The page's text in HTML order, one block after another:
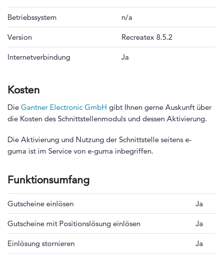
Betriebssystem n/a
Version Recreatex 8.5.2
Internetverbindung Ja
Kosten
Die Gantner Electronic GmbH gibt Ihnen gerne Auskunft über
die Kosten des Schnittstellenmoduls und dessen Aktivierung.
Die Aktivierung und Nutzung der Schnittstelle seitens e-
guma ist im Service von e-guma inbegriffen.
Funktionsumfang
Gutscheine einlösen Ja
Gutscheine mit Positionslösung einlösen Ja
Einlösung stornieren Ja